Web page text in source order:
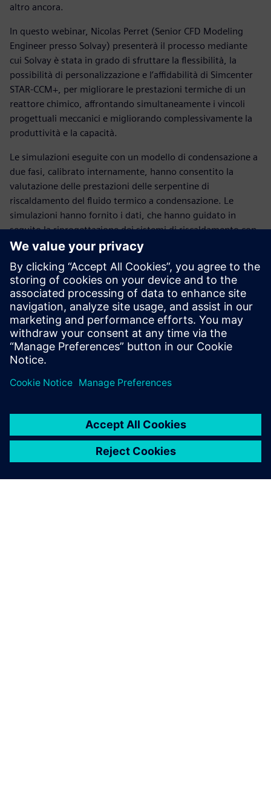
altro ancora.
In questo webinar, Nicolas Perret (Senior CFD Modeling
Engineer presso Solvay) presenterà il processo mediante
cui Solvay è stata in grado di sfruttare la flessibilità, la
possibilità di personalizzazione e l’affidabilità di Simcenter
STAR-CCM+, per migliorare le prestazioni termiche di un
reattore chimico, affrontando simultaneamente i vincoli
progettuali meccanici e migliorando complessivamente la
produttività e la capacità.
Le simulazioni eseguite con un modello di condensazione a
due fasi, calibrato internamente, hanno consentito la
valutazione delle prestazioni delle serpentine di
riscaldamento del fluido termico a condensazione. Le
simulazioni hanno fornito i dati, che hanno guidato in
seguito la riprogettazione dei sistemi di riscaldamento con
prestazioni termiche migliori, portando a una significativa
Inoltre, l’abbinamento dei calcoli di previsione idrodinamica
e della resistenza meccanica (tramite FSI) ha consentito agli
ingegneri di Solvay di validare l’aumento di capacità del
reattore.
Il webinar fornirà, inoltre, una panoramica dei requisiti
chiave di modellazione del reattore e delle funzionalità di
Simcenter STAR-CCM+ necessarie a rispettarli.